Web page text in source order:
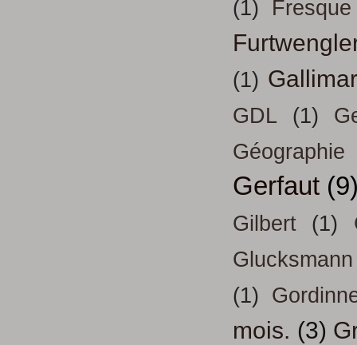
(1) Fresque
(1)
GDL (1)
Géographie
Gerfaut
Gilbert (1)
Glucksmann
(1)
mois. (3)